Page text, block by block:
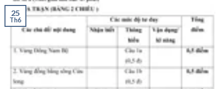
25
Th6